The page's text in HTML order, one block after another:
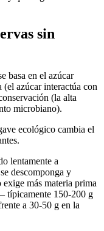
sin
basa en el azúcar
azúcar interactúa con
(la alta
microbiano).
ecológico cambia el
lentamente a
descomponga y
exige más materia prima
típicamente 150-200 g
a 30-50 g en la